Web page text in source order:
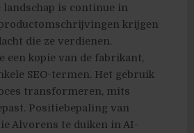
landschap is continue in
krijgen
die ze verdienen.
een kopie van de fabrikant,
SEO-termen. Het gebruik
transformeren, mits
Positiebepaling van
Alvorens te duiken in AI-